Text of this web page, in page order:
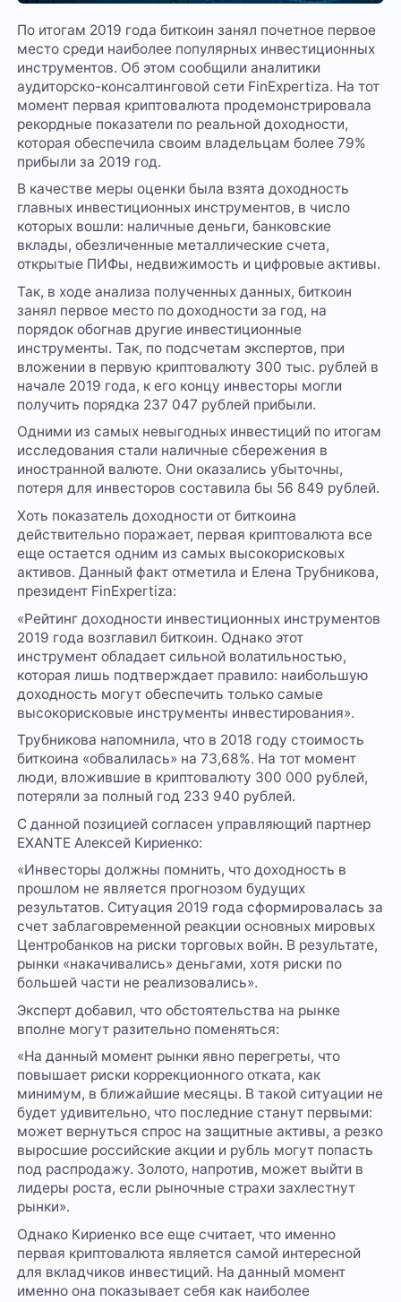
По итогам 2019 года биткоин занял почетное первое
место среди наиболее популярных инвестиционных
инструментов. Об этом сообщили аналитики
аудиторско-консалтинговой сети FinExpertiza. На тот
момент первая криптовалюта продемонстрировала
рекордные показатели по реальной доходности,
которая обеспечила своим владельцам более 79%
прибыли за 2019 год.
В качестве меры оценки была взята доходность
главных инвестиционных инструментов, в число
которых вошли: наличные деньги, банковские
вклады, обезличенные металлические счета,
открытые ПИФы, недвижимость и цифровые активы.
Так, в ходе анализа полученных данных, биткоин
занял первое место по доходности за год, на
порядок обогнав другие инвестиционные
инструменты. Так, по подсчетам экспертов, при
вложении в первую криптовалюту 300 тыс. рублей в
начале 2019 года, к его концу инвесторы могли
получить порядка 237 047 рублей прибыли.
Одними из самых невыгодных инвестиций по итогам
исследования стали наличные сбережения в
иностранной валюте. Они оказались убыточны,
потеря для инвесторов составила бы 56 849 рублей.
Хоть показатель доходности от биткоина
действительно поражает, первая криптовалюта все
еще остается одним из самых высокорисковых
активов. Данный факт отметила и Елена Трубникова,
президент FinExpertiza:
«Рейтинг доходности инвестиционных инструментов
2019 года возглавил биткоин. Однако этот
инструмент обладает сильной волатильностью,
которая лишь подтверждает правило: наибольшую
доходность могут обеспечить только самые
высокорисковые инструменты инвестирования».
Трубникова напомнила, что в 2018 году стоимость
биткоина «обвалилась» на 73,68%. На тот момент
люди, вложившие в криптовалюту 300 000 рублей,
потеряли за полный год 233 940 рублей.
С данной позицией согласен управляющий партнер
EXANTE Алексей Кириенко:
«Инвесторы должны помнить, что доходность в
прошлом не является прогнозом будущих
результатов. Ситуация 2019 года сформировалась за
счет заблаговременной реакции основных мировых
Центробанков на риски торговых войн. В результате,
рынки «накачивались» деньгами, хотя риски по
большей части не реализовались».
Эксперт добавил, что обстоятельства на рынке
вполне могут разительно поменяться:
«На данный момент рынки явно перегреты, что
повышает риски коррекционного отката, как
минимум, в ближайшие месяцы. В такой ситуации не
будет удивительно, что последние станут первыми:
может вернуться спрос на защитные активы, а резко
выросшие российские акции и рубль могут попасть
под распродажу. Золото, напротив, может выйти в
лидеры роста, если рыночные страхи захлестнут
рынки».
Однако Кириенко все еще считает, что именно
первая криптовалюта является самой интересной
для вкладчиков инвестиций. На данный момент
именно она показывает себя как наиболее